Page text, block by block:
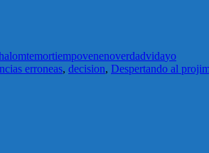
temortiempovenenoverdadvidayo
erroneas, decision, Despertando al